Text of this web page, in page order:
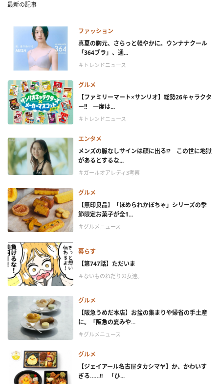
最新の記事
ファッション
真夏の胸元、さらっと軽やかに。ウンナナクール
「364ブラ」、通...
＃トレンドニュース
グルメ
【ファミリーマート×サンリオ】総勢26キャラクタ
ー!! 一度は...
＃トレンドニュース
エンタメ
メンズの脈なしサインは顔に出る!? この世に地獄
があるとするな...
＃ガールオアレディ3考察
グルメ
【無印良品】「ほめられかぼちゃ」シリーズの季
節限定お菓子が全1...
＃グルメニュース
暮らす
【第747話】ただいま
＃ないものねだりの女達。
グルメ
【阪急うめだ本店】お盆の集まりや帰省の手土産
に。「阪急の夏みや...
＃グルメニュース
グルメ
【ジェイアール名古屋タカシマヤ】か、かわいす
ぎる……!! 「ぴ...